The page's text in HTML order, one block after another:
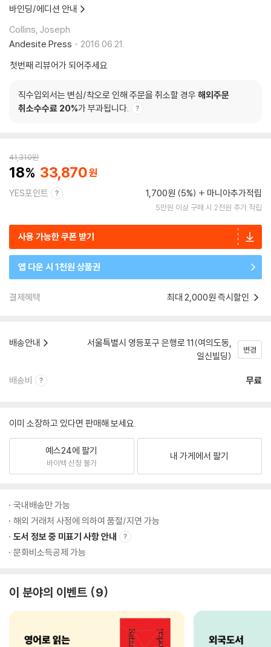
바인딩/에디션 안내
Collins, Joseph
Andesite Press
2016.06.21.
첫번째 리뷰어가 되어주세요
직수입외서는 변심/착오로 인해 주문을 취소할 경우 해외주문
취소수수료 20%가 부과됩니다.
41,310원
18 33,870
YES포인트 1,700원 (5%) 마니아추가적립
5만원 이상 구매 시 2천원 추가 적립
사용 가능한 쿠폰 받기
앱 다운 시 1천원 상품권
결제혜택 최대 2,000원 즉시할인
배송안내
서울특별시 영등포구 은행로 11(여의도동,
일신빌딩)
변경
배송비 무료
이미 소장하고 있다면 판매해 보세요.
예스24에 팔기
바이백 신청 불가
내 가게에서 팔기
국내배송만 가능
해외 거래처 사정에 의하여 품절/지연 가능
도서 정보 중 미표기 사항 안내
문화비소득공제 가능
이 분야의 이벤트 9